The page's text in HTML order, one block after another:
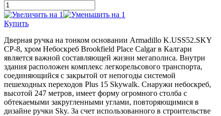
Купить
Дверная ручка на тонком основании Armadillo K.USS52.SKY
CP-8, хром Небоскреб Brookfield Place Calgar в Калгари
является важной составляющей жизни мегаполиса. Внутри
здания расположен комплекс легкорельсового транспорта,
соединяющийся с закрытой от непогоды системой
пешеходных переходов Plus 15 Skywalk. Снаружи небоскреб,
высотой 247 метров, имеет форму огромного столба с
обтекаемыми закругленными углами, повторяющимися в
дизайне ручки Sky. За счет использованного в строительстве